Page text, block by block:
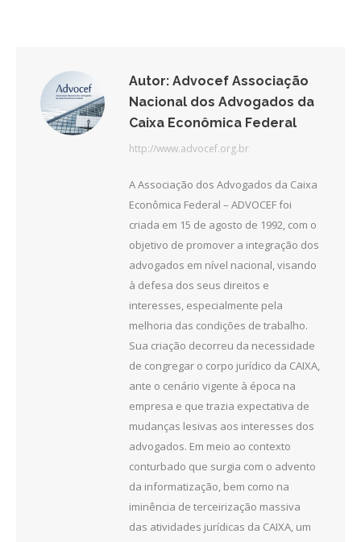
Autor: Advocef Associação
Nacional dos Advogados da
Caixa Econômica Federal
http://www.advocef.org.br
A Associação dos Advogados da Caixa
Econômica Federal – ADVOCEF foi
criada em 15 de agosto de 1992, com o
objetivo de promover a integração dos
advogados em nível nacional, visando
à defesa dos seus direitos e
interesses, especialmente pela
melhoria das condições de trabalho.
Sua criação decorreu da necessidade
de congregar o corpo jurídico da CAIXA,
ante o cenário vigente à época na
empresa e que trazia expectativa de
mudanças lesivas aos interesses dos
advogados. Em meio ao contexto
conturbado que surgia com o advento
da informatização, bem como na
iminência de terceirização massiva
das atividades jurídicas da CAIXA, um